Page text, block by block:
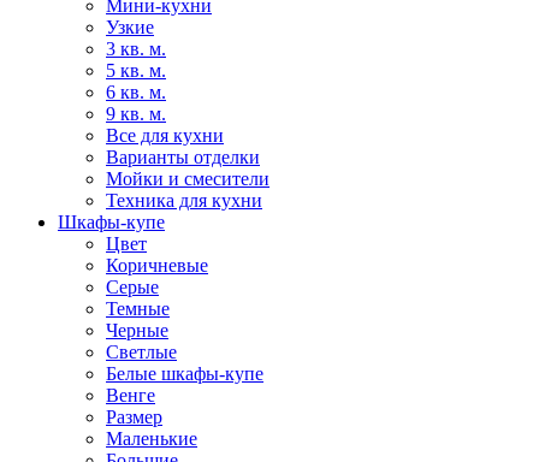
Мини-кухни
Узкие
3 кв. м.
5 кв. м.
6 кв. м.
9 кв. м.
Все для кухни
Варианты отделки
Мойки и смесители
Техника для кухни
Шкафы-купе
Цвет
Коричневые
Серые
Темные
Черные
Светлые
Белые шкафы-купе
Венге
Размер
Маленькие